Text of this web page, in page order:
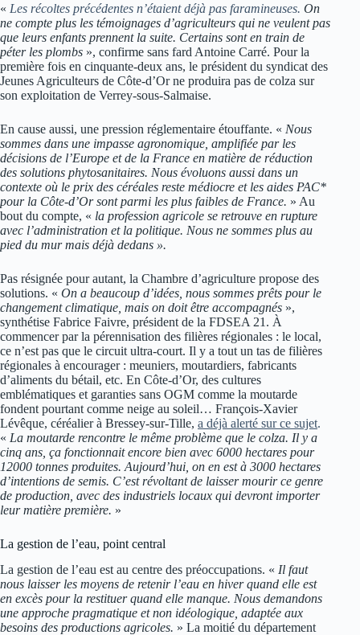
« Les récoltes précédentes n’étaient déjà pas faramineuses. On
ne compte plus les témoignages d’agriculteurs qui ne veulent pas
que leurs enfants prennent la suite. Certains sont en train de
péter les plombs », confirme sans fard Antoine Carré. Pour la
première fois en cinquante-deux ans, le président du syndicat des
Jeunes Agriculteurs de Côte-d’Or ne produira pas de colza sur
son exploitation de Verrey-sous-Salmaise.
En cause aussi, une pression réglementaire étouffante. « Nous
sommes dans une impasse agronomique, amplifiée par les
décisions de l’Europe et de la France en matière de réduction
des solutions phytosanitaires. Nous évoluons aussi dans un
contexte où le prix des céréales reste médiocre et les aides PAC*
pour la Côte-d’Or sont parmi les plus faibles de France. » Au
bout du compte, « la profession agricole se retrouve en rupture
avec l’administration et la politique. Nous ne sommes plus au
pied du mur mais déjà dedans ».
Pas résignée pour autant, la Chambre d’agriculture propose des
solutions. « On a beaucoup d’idées, nous sommes prêts pour le
changement climatique, mais on doit être accompagnés »,
synthétise Fabrice Faivre, président de la FDSEA 21. À
commencer par la pérennisation des filières régionales : le local,
ce n’est pas que le circuit ultra-court. Il y a tout un tas de filières
régionales à encourager : meuniers, moutardiers, fabricants
d’aliments du bétail, etc. En Côte-d’Or, des cultures
emblématiques et garanties sans OGM comme la moutarde
fondent pourtant comme neige au soleil… François-Xavier
Lévêque, céréalier à Bressey-sur-Tille, a déjà alerté sur ce sujet.
« La moutarde rencontre le même problème que le colza. Il y a
cinq ans, ça fonctionnait encore bien avec 6000 hectares pour
12000 tonnes produites. Aujourd’hui, on en est à 3000 hectares
d’intentions de semis. C’est révoltant de laisser mourir ce genre
de production, avec des industriels locaux qui devront importer
leur matière première. »
La gestion de l’eau, point central
La gestion de l’eau est au centre des préoccupations. « Il faut
nous laisser les moyens de retenir l’eau en hiver quand elle est
en excès pour la restituer quand elle manque. Nous demandons
une approche pragmatique et non idéologique, adaptée aux
besoins des productions agricoles. » La moitié du département